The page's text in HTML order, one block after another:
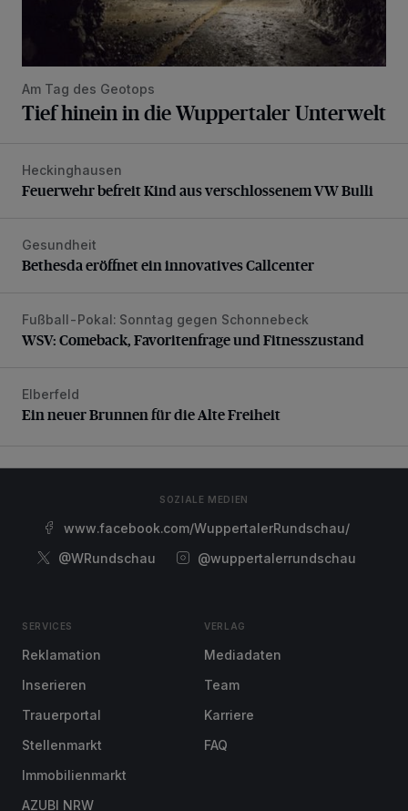
Am Tag des Geotops
Tief hinein in die Wuppertaler Unterwelt
Feuerwehr befreit Kind aus verschlossenem VW Bulli
Heckinghausen
Feuerwehr befreit Kind aus verschlossenem VW Bulli
Bethesda eröffnet ein innovatives Callcenter
Gesundheit
Bethesda eröffnet ein innovatives Callcenter
WSV: Comeback, Favoritenfrage und Fitnesszustand
Fußball-Pokal: Sonntag gegen Schonnebeck
WSV: Comeback, Favoritenfrage und Fitnesszustand
Ein neuer Brunnen für die Alte Freiheit
Elberfeld
Ein neuer Brunnen für die Alte Freiheit
SOZIALE MEDIEN
www.facebook.com/WuppertalerRundschau/
@WRundschau
@wuppertalerrundschau
SERVICES
Reklamation
Inserieren
Trauerportal
Stellenmarkt
Immobilienmarkt
AZUBI NRW
VERLAG
Mediadaten
Team
Karriere
FAQ